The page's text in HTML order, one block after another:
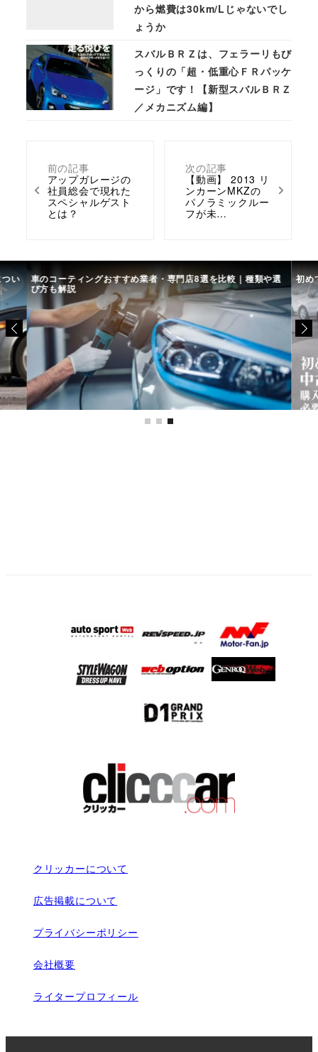
前の記事
アップガレージの
社員総会で現れた
スペシャルゲスト
とは？
次の記事
【動画】 2013 リ
ンカーンMKZの
パノラミックルー
フが未…
から燃費は30km/Lじゃないでし
ょうか
スバルＢＲＺは、フェラーリもび
っくりの「超・低重心ＦＲパッケ
ージ」です！【新型スバルＢＲＺ
／メカニズム編】
い 車のコーティングおすすめ業者・専門店8選を比較｜種類や選
び方も解説
初め
クリッカーについて
広告掲載について
プライバシーポリシー
会社概要
ライタープロフィール